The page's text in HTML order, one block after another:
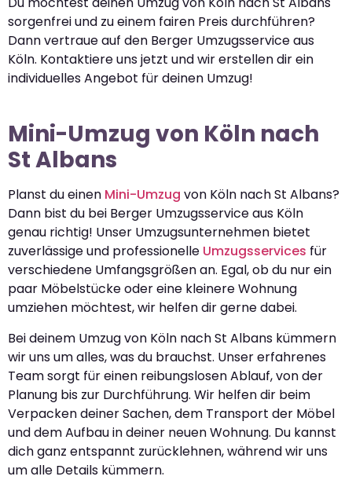
sorgenfrei und zu einem fairen Preis durchführen?
Dann vertraue auf den Berger Umzugsservice aus
Köln. Kontaktiere uns jetzt und wir erstellen dir ein
individuelles Angebot für deinen Umzug!
Mini-Umzug von Köln nach
St Albans
Planst du einen Mini-Umzug von Köln nach St Albans?
Dann bist du bei Berger Umzugsservice aus Köln
genau richtig! Unser Umzugsunternehmen bietet
zuverlässige und professionelle Umzugsservices für
verschiedene Umfangsgrößen an. Egal, ob du nur ein
paar Möbelstücke oder eine kleinere Wohnung
umziehen möchtest, wir helfen dir gerne dabei.
Bei deinem Umzug von Köln nach St Albans kümmern
wir uns um alles, was du brauchst. Unser erfahrenes
Team sorgt für einen reibungslosen Ablauf, von der
Planung bis zur Durchführung. Wir helfen dir beim
Verpacken deiner Sachen, dem Transport der Möbel
und dem Aufbau in deiner neuen Wohnung. Du kannst
dich ganz entspannt zurücklehnen, während wir uns
um alle Details kümmern.